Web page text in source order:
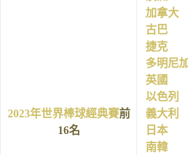
2023年世界棒球經典賽前
16名
加拿大
古巴
捷克
多明尼加
英國
以色列
義大利
日本
南韓